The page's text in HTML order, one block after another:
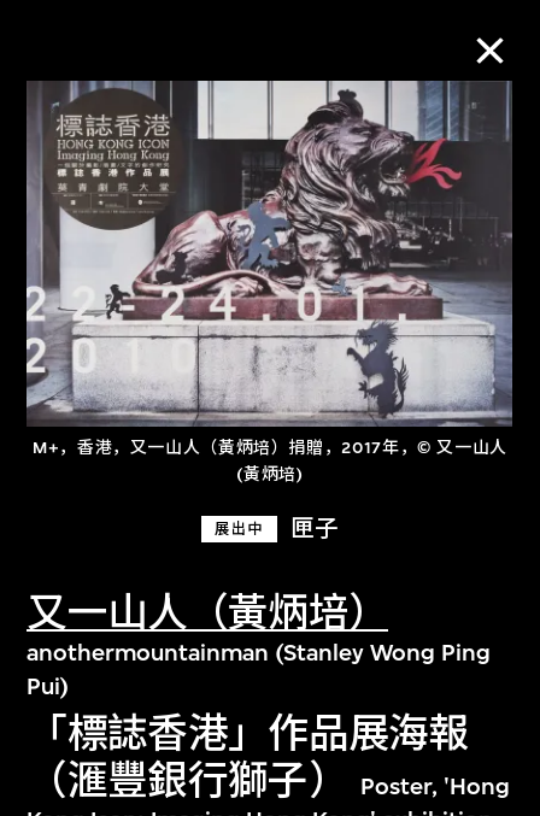
M+，香港，又一山人（黃炳培）捐贈，2017年，© 又一山人
(黃炳培)
展出中 匣子
又一山人（黃炳培）
anothermountainman (Stanley Wong Ping
Pui)
「標誌香港」作品展海報
（滙豐銀行獅子）
Poster, 'Hong
M+藏品
进一步筛选 搜索
关于M+藏品
探索世界顶级的二十及二十一世纪视觉